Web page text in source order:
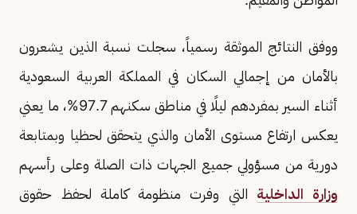
ووفق النتائج الموثقة رسمياً، سجلت نسبة الذين يشعرون
بالأمان من إجمالي السكان في المملكة العربية السعودية
أثناء السير بمفردهم ليلًا في مناطق سكنهم 97.7%، ما يعني
يعكس ارتفاع مستوى الأمان والذي يتحقق لحظيا وبمتابعة
دورية من مسؤولي جميع الجهات ذات الصلة وعلى رأسهم
وزارة الداخلية التي وفرت منظومة كاملة لحفظ حقوق